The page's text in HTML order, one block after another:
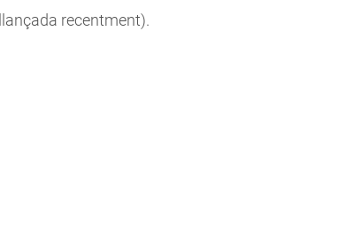
recentment).